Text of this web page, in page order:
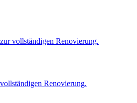
vollständigen Renovierung.